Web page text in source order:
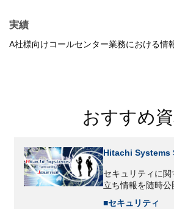
実績
A社様向けコールセンター業務における情
おすすめ
Hitachi Systems
セキュリティに
立ち情報を随時公
■セキュリティ